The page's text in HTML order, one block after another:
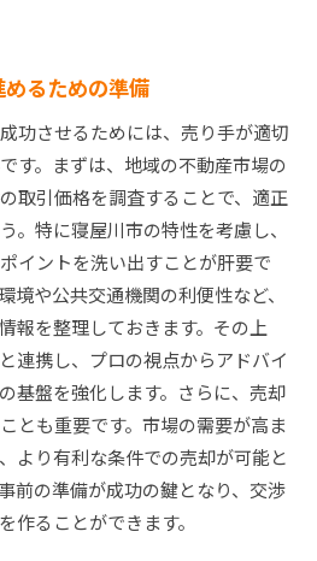
るための準備
功させるためには、売り手が適切
す。まずは、地域の不動産市場の
取引価格を調査することで、適正
。特に寝屋川市の特性を考慮し、
イントを洗い出すことが肝要で
境や公共交通機関の利便性など、
報を整理しておきます。その上
連携し、プロの視点からアドバイ
基盤を強化します。さらに、売却
とも重要です。市場の需要が高ま
より有利な条件での売却が可能と
前の準備が成功の鍵となり、交渉
作ることができます。